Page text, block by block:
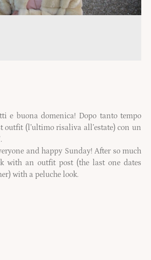
e buona domenica! Dopo tanto tempo
outfit (l’ultimo risaliva all’estate) con un
and happy Sunday! After so much
with an outfit post (the last one dates
with a peluche look.